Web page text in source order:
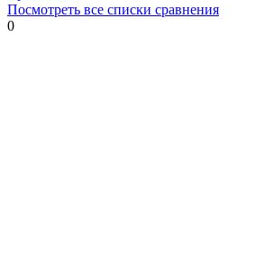
Посмотреть все списки сравнения
0